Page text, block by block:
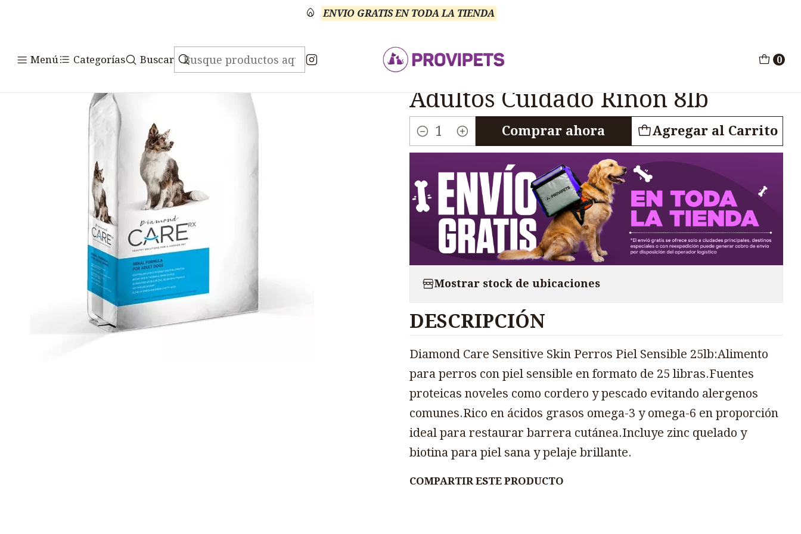
Menú Categorías Buscar 0
ENVIO GRATIS EN TODA LA TIENDA
Diamond Care Diamond Care Renal Perros Adultos Cuidado Riñon 8lb
Diamond Care Renal Perros
Adultos Cuidado Riñon 8lb
Cantidad
Agregar al Carrito
Comprar ahora
Mostrar stock de ubicaciones
DESCRIPCIÓN
Diamond Care Sensitive Skin Perros Piel Sensible 25lb:Alimento
para perros con piel sensible en formato de 25 libras.Fuentes
proteicas noveles como cordero y pescado evitando alergenos
comunes.Rico en ácidos grasos omega-3 y omega-6 en proporción
ideal para restaurar barrera cutánea.Incluye zinc quelado y
biotina para piel sana y pelaje brillante.
COMPARTIR ESTE PRODUCTO